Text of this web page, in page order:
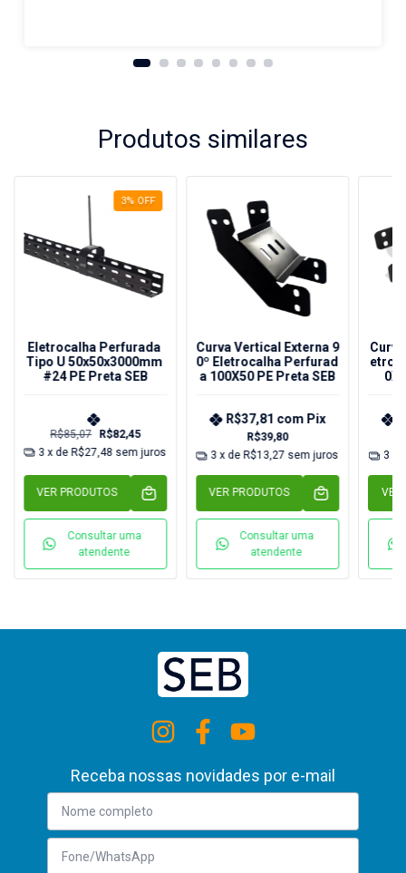
Produtos similares
3% OFF
Eletrocalha Perfurada
Tipo U 50x50x3000mm
#24 PE Preta SEB
R$85,07
R$82,45
3 x de R$27,48 sem juros
VER PRODUTOS
Consultar uma
atendente
Curva Vertical Externa 9
0º Eletrocalha Perfurad
a 100X50 PE Preta SEB
R$39,80
R$37,81 com Pix
3 x de R$13,27 sem juros
VER PRODUTOS
Consultar uma
atendente
3
VER
Receba nossas novidades por e-mail